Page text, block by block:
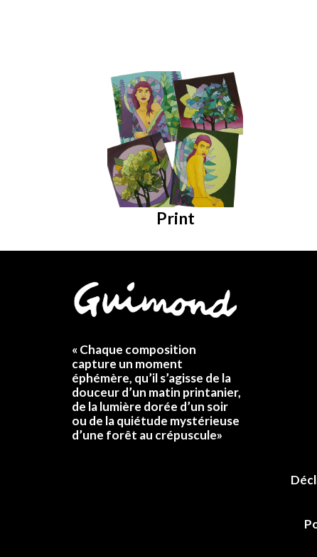
Print
« Chaque composition
capture un moment
éphémère, qu’il s’agisse de la
douceur d’un matin printanier,
de la lumière dorée d’un soir
ou de la quiétude mystérieuse
d’une forêt au crépuscule»